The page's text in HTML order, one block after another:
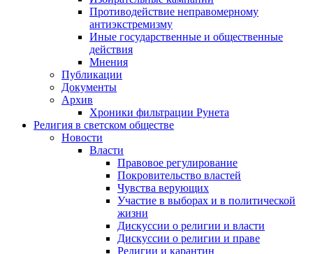
Противодействие неправомерному
антиэкстремизму
Иные государственные и общественные
действия
Мнения
Публикации
Документы
Архив
Хроники фильтрации Рунета
Религия в светском обществе
Новости
Власти
Правовое регулирование
Покровительство властей
Чувства верующих
Участие в выборах и в политической
жизни
Дискуссии о религии и власти
Дискуссии о религии и праве
Религии и карантин